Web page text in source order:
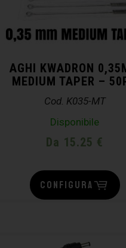
AGHI KWADRON
MEDIUM TAPER –
Cod. K035-MT
Disponibile
Da 15.25 €
CONFIGURA